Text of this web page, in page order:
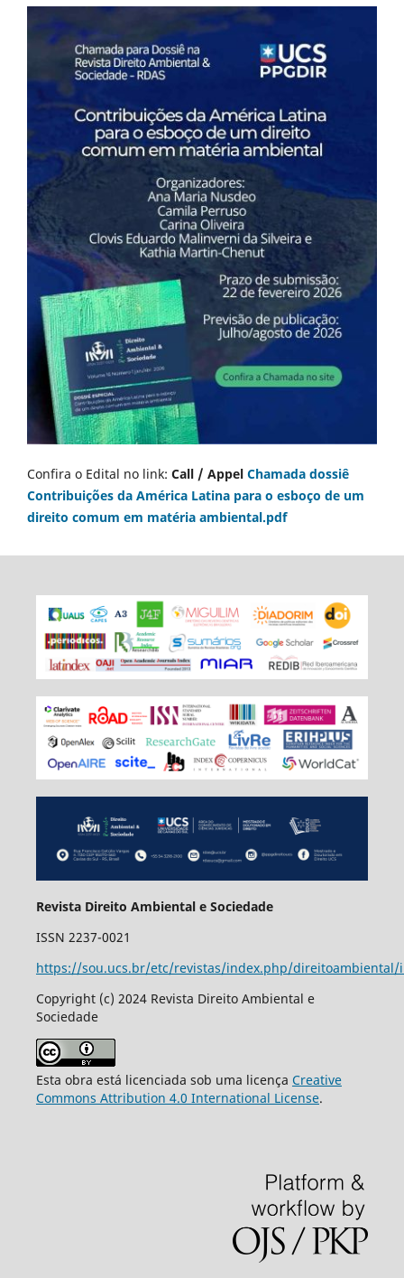
Confira o Edital no link: Call / Appel Chamada dossiê
Contribuições da América Latina para o esboço de um
direito comum em matéria ambiental.pdf
Revista Direito Ambiental e Sociedade
ISSN 2237-0021
https://sou.ucs.br/etc/revistas/index.php/direitoambiental/
Copyright (c) 2024 Revista Direito Ambiental e
Sociedade
Esta obra está licenciada sob uma licença Creative
Commons Attribution 4.0 International License.